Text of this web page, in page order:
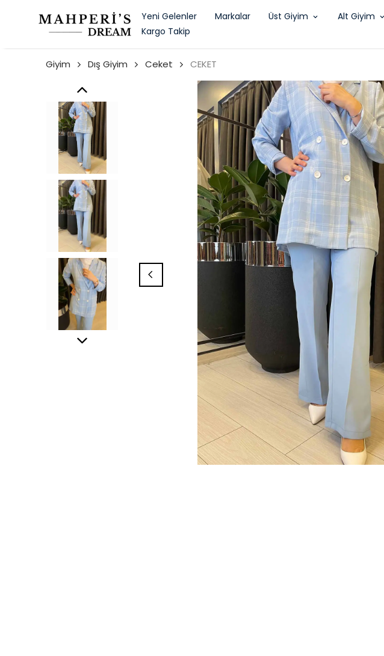
Yeni Gelenler Markalar Üst Giyim Alt Giyim
Kargo Takip
Giyim Dış Giyim Ceket CEKET